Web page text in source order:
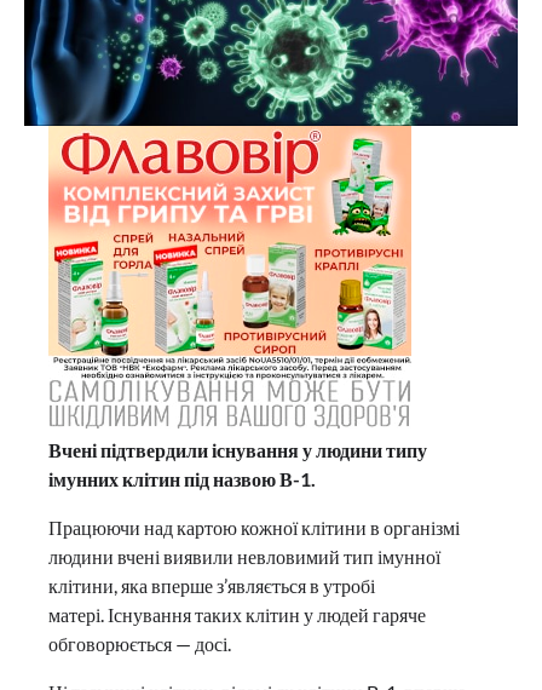
Вчені підтвердили існування у людини типу
імунних клітин під назвою В-1.
Працюючи над картою кожної клітини в організмі
людини вчені виявили невловимий тип імунної
клітини, яка вперше з’являється в утробі
матері. Існування таких клітин у людей гаряче
обговорюється — досі.